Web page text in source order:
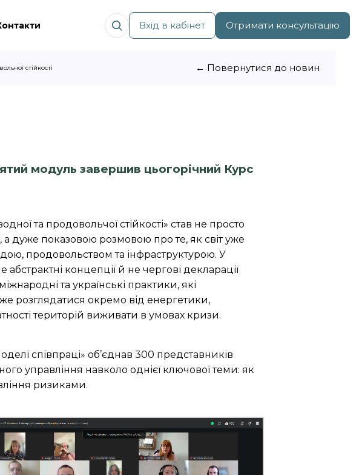
Вхід в кабінет Отримати консультацію
стійкості ← Повернутися до новин
модуль завершив цьогорічний Курс
та продовольчої стійкості» став не просто
дуже показовою розмовою про те, як світ уже
продовольством та інфраструктурою. У
концепції й не чергові декларації
та українські практики, які
розглядатися окремо від енергетики,
територій виживати в умовах кризи.
співпраці» об’єднав 300 представників
управління навколо однієї ключової теми: як
ризиками.